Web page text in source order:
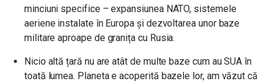
minciuni specifice – expansiunea NATO, sistemele
aeriene instalate în Europa și dezvoltarea unor baze
militare aproape de granița cu Rusia.
Nicio altă țară nu are atât de multe baze cum au SUA în
toată lumea. Planeta e acoperită bazele lor, am văzut că